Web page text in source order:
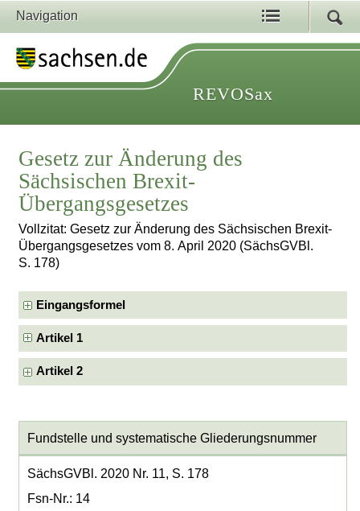
Navigation
REVOSax
Gesetz zur Änderung des
Sächsischen Brexit-
Übergangsgesetzes
Vollzitat: Gesetz zur Änderung des Sächsischen Brexit-
Übergangsgesetzes vom 8. April 2020 (SächsGVBl.
S. 178)
Eingangsformel
Artikel 1
Artikel 2
Fundstelle und systematische Gliederungsnummer
SächsGVBl. 2020 Nr. 11, S. 178
Fsn-Nr.: 14